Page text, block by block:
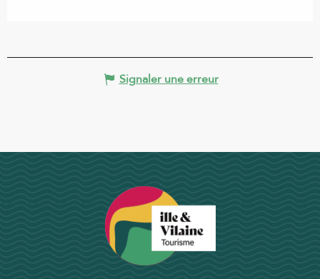
Signaler une erreur